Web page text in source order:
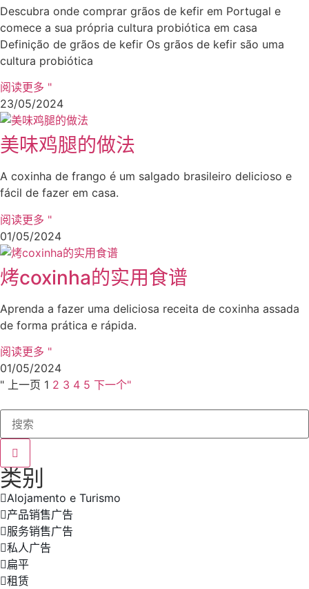
Descubra onde comprar grãos de kefir em Portugal e
comece a sua própria cultura probiótica em casa
Definição de grãos de kefir Os grãos de kefir são uma
cultura probiótica
阅读更多 "
23/05/2024
美味鸡腿的做法
A coxinha de frango é um salgado brasileiro delicioso e
fácil de fazer em casa.
阅读更多 "
01/05/2024
烤coxinha的实用食谱
Aprenda a fazer uma deliciosa receita de coxinha assada
de forma prática e rápida.
阅读更多 "
01/05/2024
" 上一页 1 2 3 4 5 下一个"
类别
Alojamento e Turismo
产品销售广告
服务销售广告
私人广告
扁平
租赁